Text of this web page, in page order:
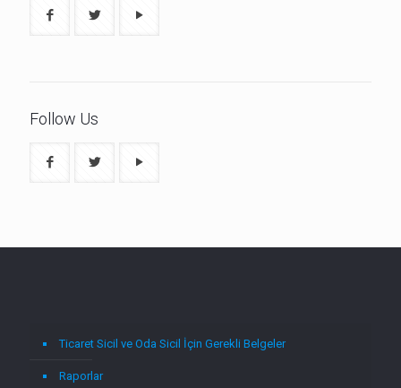
Follow Us
Ticaret Sicil ve Oda Sicil İçin Gerekli Belgeler
Raporlar